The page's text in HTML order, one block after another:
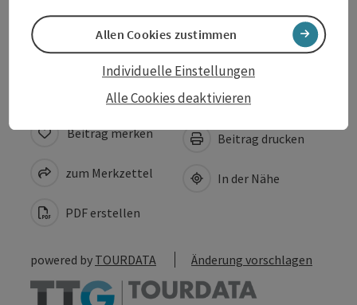
Barrierefreiheit
Beitrag merken
zum Merkzettel
PDF erstellen
Beitrag drucken
In der Nähe
powered by TOURDATA Änderung vorschlagen
Alle Cookies deaktivieren
Individuelle Einstellungen
Allen Cookies zustimmen